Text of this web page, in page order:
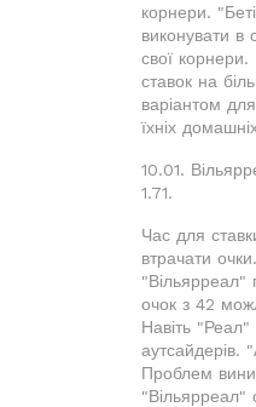
корнери.
виконувати в
свої корнери.
ставок на
варіантом
їхніх
10.01.
1.71.
Час для
втрачати
"Вільярреал"
очок з 42
Навіть "Реал"
аутсайдерів.
Проблем
"Вільярреал"